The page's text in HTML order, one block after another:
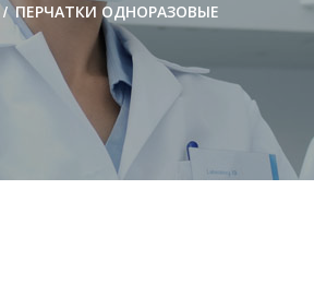
/ПЕРЧАТКИ ОДНОРАЗОВЫЕ